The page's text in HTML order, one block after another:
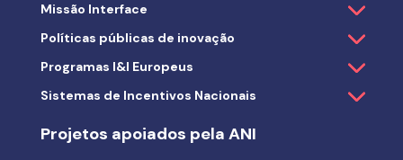
Missão Interface
Políticas públicas de inovação
Programas I&I Europeus
Sistemas de Incentivos Nacionais
Projetos apoiados pela ANI